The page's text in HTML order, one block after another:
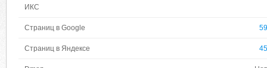
ИКС
Страниц в Google 59
Страниц в Яндексе 45